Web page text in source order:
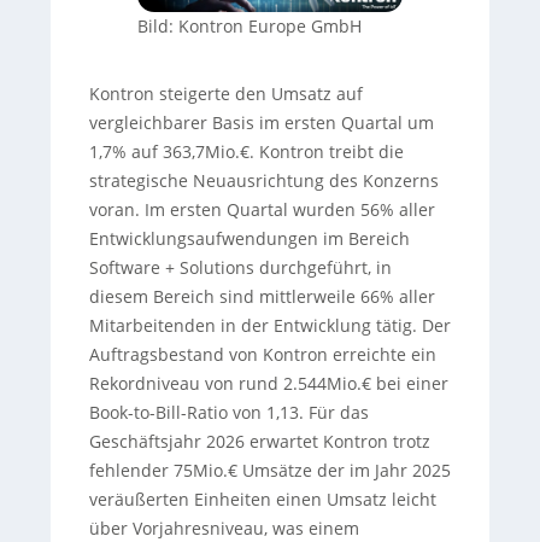
Bild: Kontron Europe GmbH
Kontron steigerte den Umsatz auf
vergleichbarer Basis im ersten Quartal um
1,7% auf 363,7Mio.€. Kontron treibt die
strategische Neuausrichtung des Konzerns
voran. Im ersten Quartal wurden 56% aller
Entwicklungsaufwendungen im Bereich
Software + Solutions durchgeführt, in
diesem Bereich sind mittlerweile 66% aller
Mitarbeitenden in der Entwicklung tätig. Der
Auftragsbestand von Kontron erreichte ein
Rekordniveau von rund 2.544Mio.€ bei einer
Book-to-Bill-Ratio von 1,13. Für das
Geschäftsjahr 2026 erwartet Kontron trotz
fehlender 75Mio.€ Umsätze der im Jahr 2025
veräußerten Einheiten einen Umsatz leicht
über Vorjahresniveau, was einem